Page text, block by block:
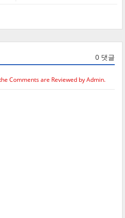
0 댓글
Comments are Reviewed by Admin.